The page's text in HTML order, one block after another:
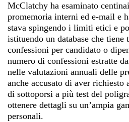
McClatchy ha esaminato
promemoria interni ed e-mail e
stava spingendo i limiti etici e
istituendo un database che
confessioni per candidato o
numero di confessioni estratte
nelle valutazioni annuali delle
anche accusato di aver richiesto
di sottoporsi a più test del
ottenere dettagli su un’ampia
personali.